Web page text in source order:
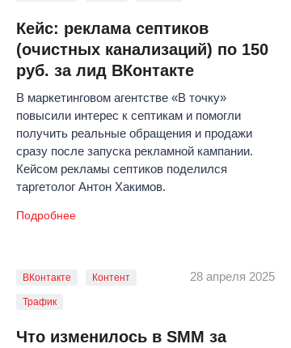
Кейс: реклама септиков
(очистных канализаций) по 150
руб. за лид ВКонтакте
В маркетинговом агентстве «В точку»
повысили интерес к септикам и помогли
получить реальные обращения и продажи
сразу после запуска рекламной кампании.
Кейсом рекламы септиков поделился
таргетолог Антон Хакимов.
Подробнее
28 апреля 2025
ВКонтакте Контент
Трафик
Что изменилось в SMM за